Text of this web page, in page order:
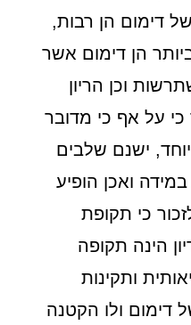
דימום הן רבות,
הן דימום אשר
וכן הריון
על אף כי מדובר
ישנם שלבים
ואכן הופיע
כי תקופת
הינה תקופה
ותקינות
דימום ולו הקטנה